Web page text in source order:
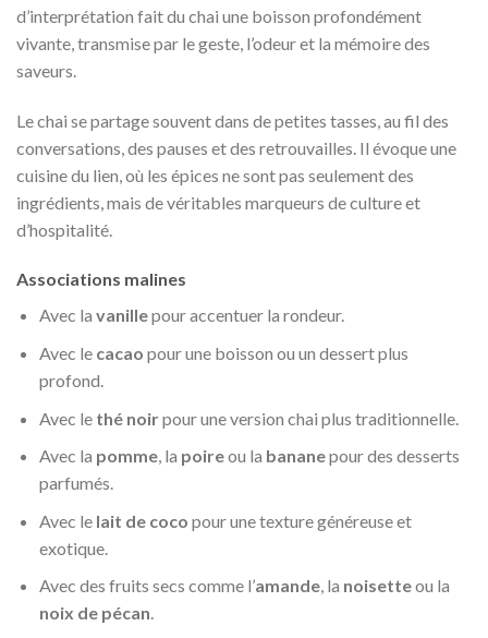
d’interprétation fait du chai une boisson profondément
vivante, transmise par le geste, l’odeur et la mémoire des
saveurs.
Le chai se partage souvent dans de petites tasses, au fil des
conversations, des pauses et des retrouvailles. Il évoque une
cuisine du lien, où les épices ne sont pas seulement des
ingrédients, mais de véritables marqueurs de culture et
d’hospitalité.
Associations malines
Avec la vanillepour accentuer la rondeur.
Avec le cacao pour une boisson ou un dessert plus
profond.
Avec le thé noirpour une version chai plus traditionnelle.
Avec la pomme, la poireou la bananepour des desserts
parfumés.
Avec le lait de coco pour une texture généreuse et
exotique.
Avec des fruits secs comme l’amande, la noisetteou la
noix de pécan.